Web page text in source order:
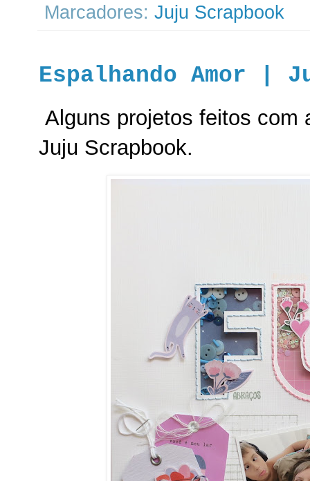
Marcadores: Juju Scrapbook
Espalhando Amor |
Alguns projetos feitos com
Juju Scrapbook.